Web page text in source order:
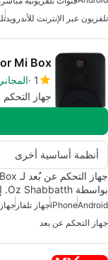
تلفزيون عبر الإنترنت للأندرويد
Mi Box
1
جهاز
أنظمة أساسية أخرى
بواسطة Oz Shabbatth. إنه برنامج أدوات وأدوات مصمم لتوفير تجربة…
Android
iPhoneجهاز تلفاز
جهاز التحكم عن بعد